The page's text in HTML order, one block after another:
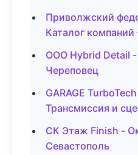
Приволжский
Каталог
ООО Hybrid Detail -
Череповец
GARAGE
Трансмиссия и
СК Этаж Finish -
Севастополь